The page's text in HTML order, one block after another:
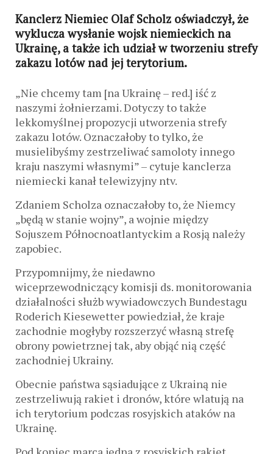
Kanclerz Niemiec Olaf Scholz oświadczył, że
wyklucza wysłanie wojsk niemieckich na
Ukrainę, a także ich udział w tworzeniu strefy
zakazu lotów nad jej terytorium.
„Nie chcemy tam [na Ukrainę – red.] iść z
naszymi żołnierzami. Dotyczy to także
lekkomyślnej propozycji utworzenia strefy
zakazu lotów. Oznaczałoby to tylko, że
musielibyśmy zestrzeliwać samoloty innego
kraju naszymi własnymi” – cytuje kanclerza
niemiecki kanał telewizyjny ntv.
Zdaniem Scholza oznaczałoby to, że Niemcy
„będą w stanie wojny”, a wojnie między
Sojuszem Północnoatlantyckim a Rosją należy
zapobiec.
Przypomnijmy, że niedawno
wiceprzewodniczący komisji ds. monitorowania
działalności służb wywiadowczych Bundestagu
Roderich Kiesewetter powiedział, że kraje
zachodnie mogłyby rozszerzyć własną strefę
obrony powietrznej tak, aby objąć nią część
zachodniej Ukrainy.
Obecnie państwa sąsiadujące z Ukrainą nie
zestrzeliwują rakiet i dronów, które wlatują na
ich terytorium podczas rosyjskich ataków na
Ukrainę.